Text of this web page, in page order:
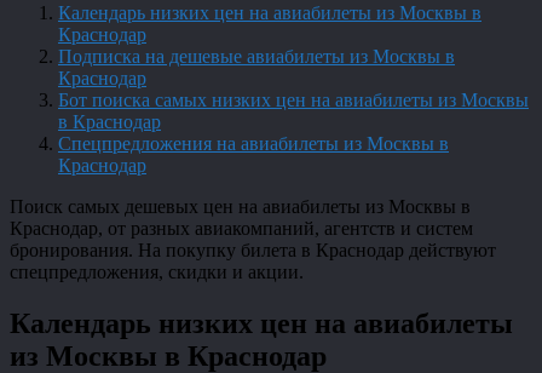
Календарь низких цен на авиабилеты из Москвы в
Краснодар
Подписка на дешевые авиабилеты из Москвы в
Краснодар
Бот поиска самых низких цен на авиабилеты из Москвы
в Краснодар
Спецпредложения на авиабилеты из Москвы в
Краснодар
Поиск самых дешевых цен на авиабилеты из Москвы в
Краснодар, от разных авиакомпаний, агентств и систем
бронирования. На покупку билета в Краснодар действуют
спецпредложения, скидки и акции.
Календарь низких цен на авиабилеты
из Москвы в Краснодар